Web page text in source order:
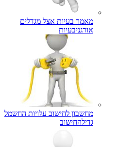
מאמר בעיות אצל מגדלים
אורגניבעיות
מחשבון לחישוב עלויות החשמל
גדילהחישוב